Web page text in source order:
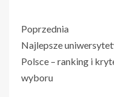
Poprzednia
Najlepsze
Polsce – ranking i
wyboru